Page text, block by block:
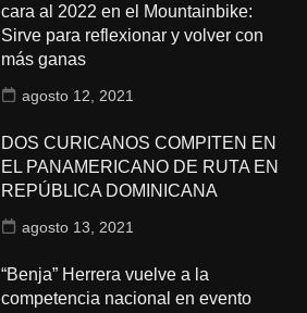
cara al 2022 en el Mountainbike:
Sirve para reflexionar y volver con
más ganas
agosto 12, 2021
DOS CURICANOS COMPITEN EN
EL PANAMERICANO DE RUTA EN
REPÚBLICA DOMINICANA
agosto 13, 2021
“Benja” Herrera vuelve a la
competencia nacional en evento